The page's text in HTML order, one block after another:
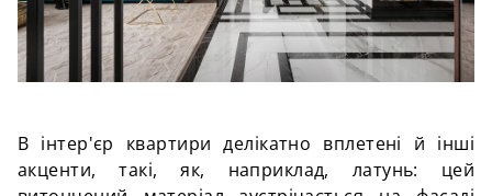
В інтер'єр квартири делікатно вплетені й інші
акценти, такі, як, наприклад, латунь: цей